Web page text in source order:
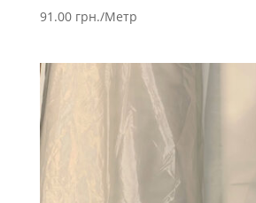
91.00 грн./Метр